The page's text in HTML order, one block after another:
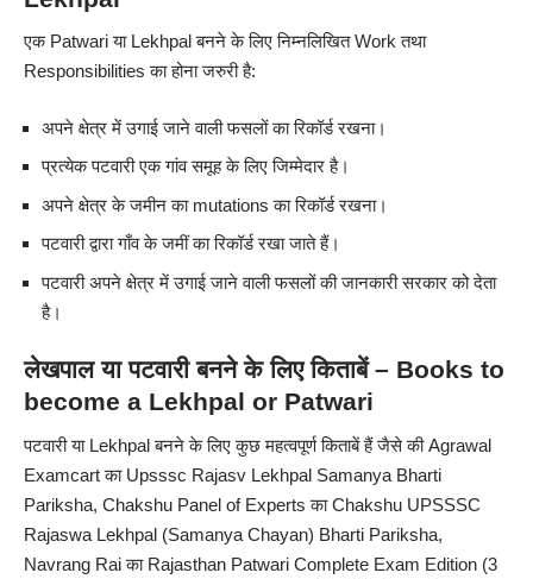
एक Patwari या Lekhpal बनने के लिए निम्नलिखित Work तथा
Responsibilities का होना जरुरी है:
अपने क्षेत्र में उगाई जाने वाली फसलों का रिकॉर्ड रखना।
प्रत्येक पटवारी एक गांव समूह के लिए जिम्मेदार है।
अपने क्षेत्र के जमीन का mutations का रिकॉर्ड रखना।
पटवारी द्वारा गाँव के जमीं का रिकॉर्ड रखा जाते हैं।
पटवारी अपने क्षेत्र में उगाई जाने वाली फसलों की जानकारी सरकार को देता
है।
लेखपाल या पटवारी बनने के लिए किताबें – Books to
become a Lekhpal or Patwari
पटवारी या Lekhpal बनने के लिए कुछ महत्वपूर्ण किताबें हैं जैसे की Agrawal
Examcart का Upsssc Rajasv Lekhpal Samanya Bharti
Pariksha, Chakshu Panel of Experts काChakshu UPSSSC
Rajaswa Lekhpal (Samanya Chayan) Bharti Pariksha,
Navrang Rai का Rajasthan Patwari Complete Exam Edition (3